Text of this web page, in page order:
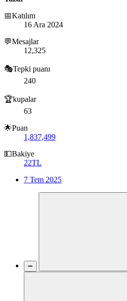
📅Katılım
16 Ara 2024
💬Mesajlar
12,325
🎭Tepki puanı
240
🏆kupalar
63
🌟Puan
1,837,499
💵Bakiye
22TL
7 Tem 2025
➖